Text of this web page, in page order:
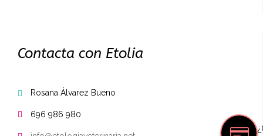
Contacta con Etolia
 Rosana Álvarez Bueno
 696 986 980